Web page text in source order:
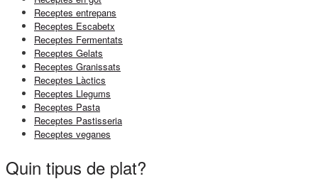
Receptes entrepans
Receptes Escabetx
Receptes Fermentats
Receptes Gelats
Receptes Granissats
Receptes Làctics
Receptes Llegums
Receptes Pasta
Receptes Pastisseria
Receptes veganes
Quin tipus de plat?